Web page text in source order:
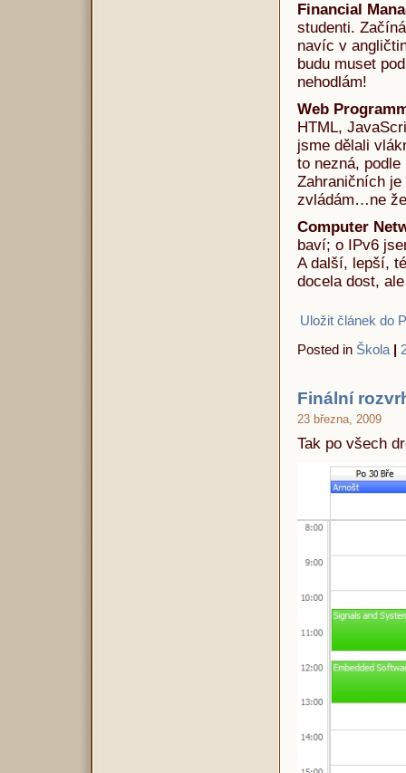
Financial
studenti.
navíc v
budu muset
nehodlám!
Web
HTML,
jsme dělali
to nezná,
Zahraničních
zvládám…ne
Computer
baví; o IPv6
A další, lepší,
docela dost,
Uložit článek do
Posted in Škola |
Finální
23 března, 2009
Tak po všech